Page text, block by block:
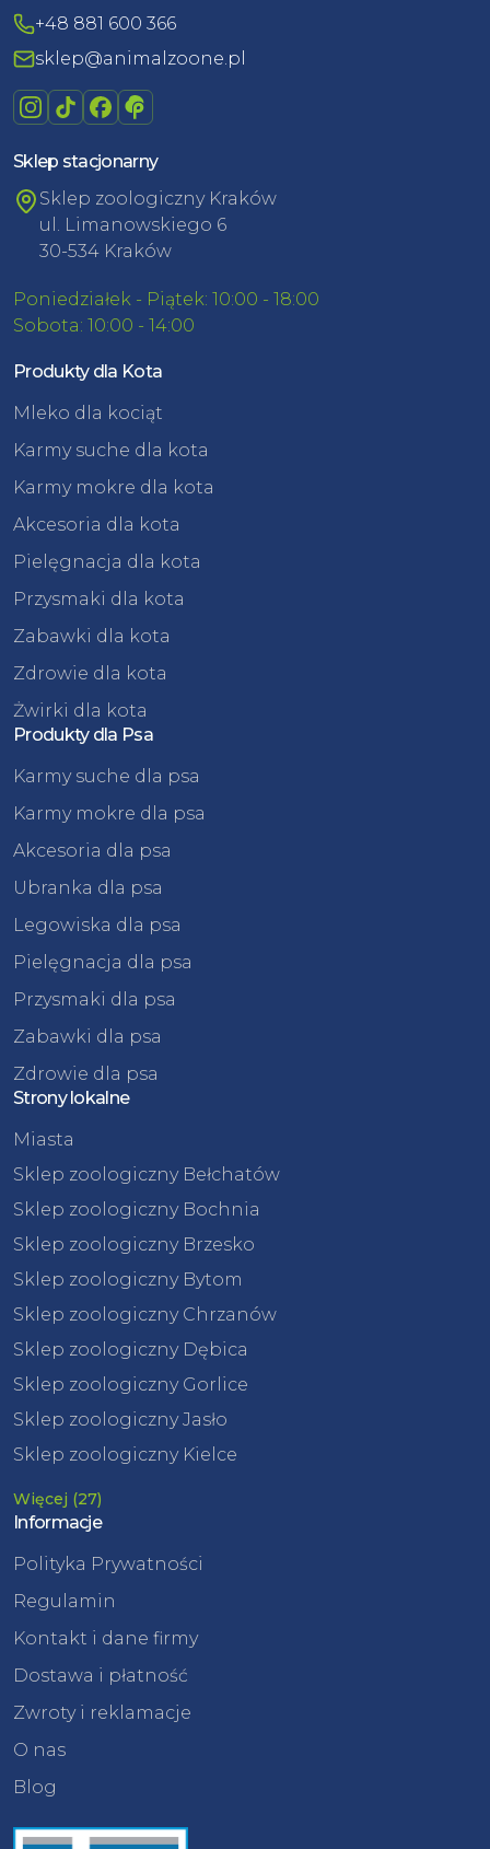
+48 881 600 366
sklep@animalzoone.pl
Sklep stacjonarny
Sklep zoologiczny Kraków
ul. Limanowskiego 6
30-534 Kraków
Poniedziałek - Piątek: 10:00 - 18:00
Sobota: 10:00 - 14:00
Produkty dla Kota
Mleko dla kociąt
Karmy suche dla kota
Karmy mokre dla kota
Akcesoria dla kota
Pielęgnacja dla kota
Przysmaki dla kota
Zabawki dla kota
Zdrowie dla kota
Żwirki dla kota
Produkty dla Psa
Karmy suche dla psa
Karmy mokre dla psa
Akcesoria dla psa
Ubranka dla psa
Legowiska dla psa
Pielęgnacja dla psa
Przysmaki dla psa
Zabawki dla psa
Zdrowie dla psa
Strony lokalne
Miasta
Sklep zoologiczny Bełchatów
Sklep zoologiczny Bochnia
Sklep zoologiczny Brzesko
Sklep zoologiczny Bytom
Sklep zoologiczny Chrzanów
Sklep zoologiczny Dębica
Sklep zoologiczny Gorlice
Sklep zoologiczny Jasło
Sklep zoologiczny Kielce
Więcej (27)
Informacje
Polityka Prywatności
Regulamin
Kontakt i dane firmy
Dostawa i płatność
Zwroty i reklamacje
O nas
Blog